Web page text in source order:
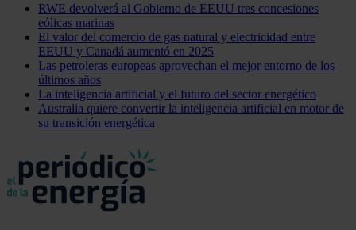
RWE devolverá al Gobierno de EEUU tres concesiones
eólicas marinas
El valor del comercio de gas natural y electricidad entre
EEUU y Canadá aumentó en 2025
Las petroleras europeas aprovechan el mejor entorno de los
últimos años
La inteligencia artificial y el futuro del sector energético
Australia quiere convertir la inteligencia artificial en motor de
su transición energética